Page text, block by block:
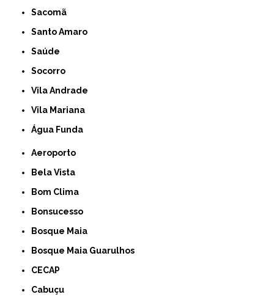
Sacomã
Santo Amaro
Saúde
Socorro
Vila Andrade
Vila Mariana
Água Funda
Aeroporto
Bela Vista
Bom Clima
Bonsucesso
Bosque Maia
Bosque Maia Guarulhos
CECAP
Cabuçu